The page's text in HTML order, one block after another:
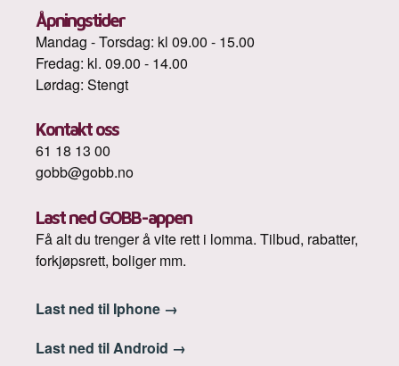
Åpningstider
Mandag - Torsdag: kl 09.00 - 15.00
Fredag: kl. 09.00 - 14.00
Lørdag: Stengt
Kontakt oss
61 18 13 00
gobb@gobb.no
Last ned GOBB-appen
Få alt du trenger å vite rett i lomma. Tilbud, rabatter,
forkjøpsrett, boliger mm.
Last ned til Iphone →
Last ned til Android →